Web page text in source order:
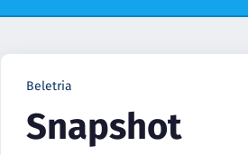
Beletria
Snapshot